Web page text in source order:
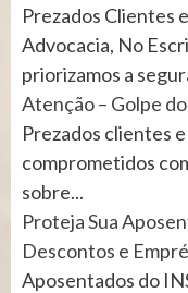
Prezados Clientes
Advocacia, No
priorizamos a
Atenção – Golpe
Prezados clientes
comprometidos
sobre...
Proteja Sua
Descontos e
Aposentados do